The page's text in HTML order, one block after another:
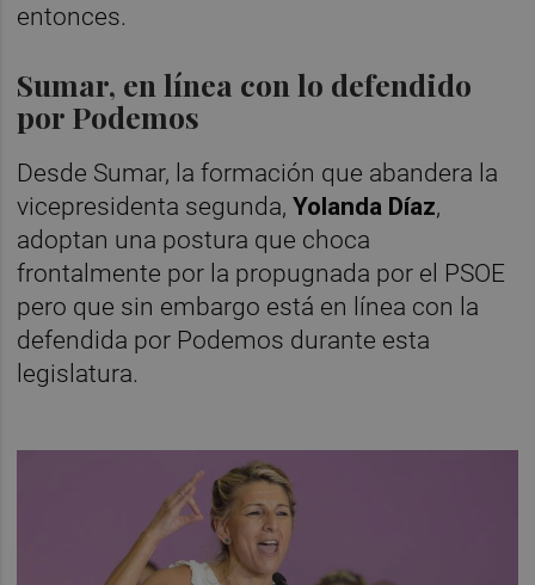
entonces.
Sumar, en línea con lo defendido
por Podemos
Desde Sumar, la formación que abandera la
vicepresidenta segunda,Yolanda Díaz,
adoptan una postura que choca
frontalmente por la propugnada por el PSOE
pero que sin embargo está en línea con la
defendida por Podemos durante esta
legislatura.